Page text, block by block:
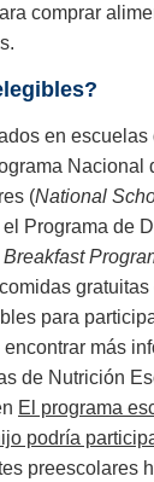
comprar
en escuelas
Nacional
(National
el Programa de
gratuitas
para
más
de Nutrición
El programa
podría
preescolares